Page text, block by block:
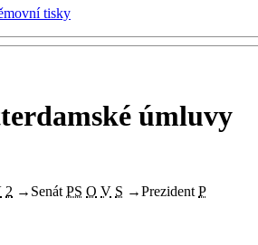
tisky
úmluvy
2 → Senát PS O V S →Prezident P